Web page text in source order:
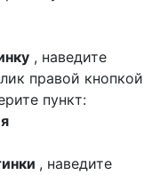
, наведите
правой кнопкой
пункт:
, наведите